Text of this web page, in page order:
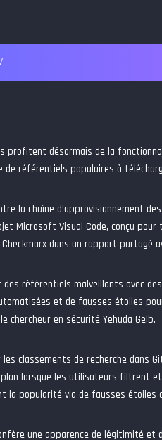
profitent désormais de la
de référentiels populaires à
la chaîne d’approvisionnement
Microsoft Visual Code, conçu
Checkmarx dans un rapport partagé
des référentiels malveillants avec
et de fausses étoiles
chercheur en sécurité Yehuda Gelb.
les classements de recherche
lorsque les utilisateurs filtrent
la popularité via de fausses étoiles
une apparence de légitimité